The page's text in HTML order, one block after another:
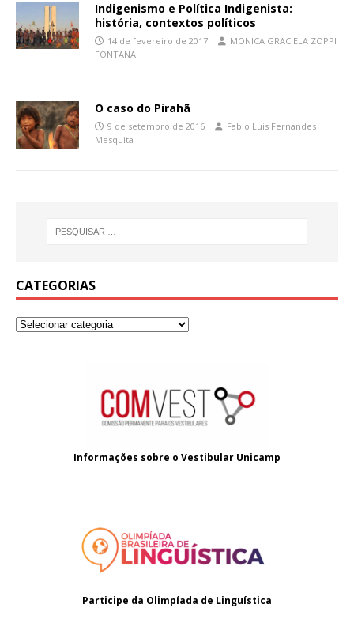
Indigenismo e Política Indigenista:
história, contextos políticos
14 de fevereiro de 2017
MONICA GRACIELA ZOPPI
FONTANA
O caso do Pirahã
9 de setembro de 2016
Fabio Luis Fernandes
Mesquita
CATEGORIAS
Informações sobre o Vestibular Unicamp
Participe da Olimpíada de Linguística